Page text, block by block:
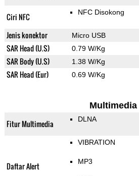
Ciri NFC NFC Disokong
Jenis konektor Micro USB
SAR Head (U.S) 0.79 W/Kg
SAR Body (U.S) 1.38 W/Kg
SAR Head (Eur) 0.69 W/Kg
Multimedia
Fitur Multimedia DLNA
Daftar Alert
VIBRATION
MP3